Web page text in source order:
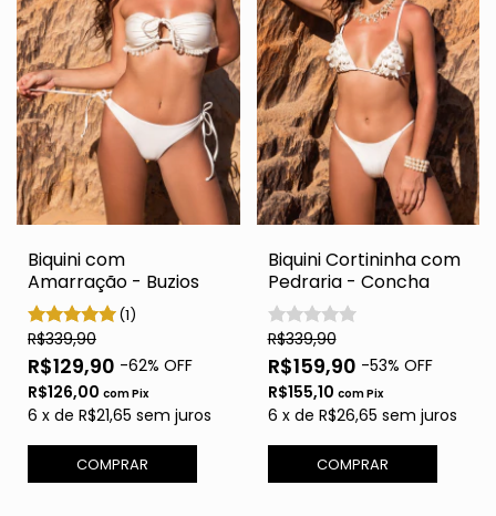
Biquini com
Amarração - Buzios
(1)
R$339,90
R$129,90 -62% OFF
R$126,00 comPix
6 x de R$21,65 sem juros
COMPRAR
Biquini Cortininha com
Pedraria - Concha
R$339,90
R$159,90 -53% OFF
R$155,10 comPix
6 x de R$26,65 sem juros
COMPRAR